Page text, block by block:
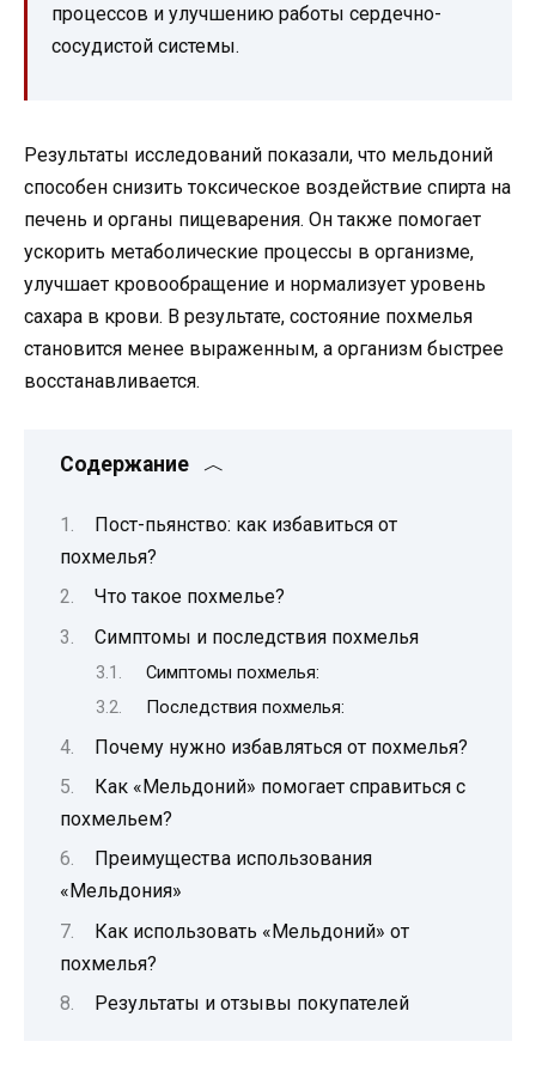
процессов и улучшению работы сердечно-
сосудистой системы.
Результаты исследований показали, что мельдоний
способен снизить токсическое воздействие спирта на
печень и органы пищеварения. Он также помогает
ускорить метаболические процессы в организме,
улучшает кровообращение и нормализует уровень
сахара в крови. В результате, состояние похмелья
становится менее выраженным, а организм быстрее
восстанавливается.
Содержание
Пост-пьянство: как избавиться от
похмелья?
Что такое похмелье?
Симптомы и последствия похмелья
Симптомы похмелья:
Последствия похмелья:
Почему нужно избавляться от похмелья?
Как «Мельдоний» помогает справиться с
похмельем?
Преимущества использования
«Мельдония»
Как использовать «Мельдоний» от
похмелья?
Результаты и отзывы покупателей